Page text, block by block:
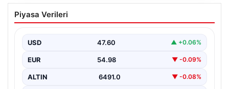
Menderes Belediyesi Hakkında
Soruşturmada Firari Başkan Yardımcısı
İzmir’de Menderes Belediyesi’ne yönelik
olarak aranan Belediye Başkan Yardımcısı…
Piyasa Verileri
USD 47.60 ▲ +0.06%
EUR 54.98 ▼ -0.09%
ALTIN 6491.0 ▼ -0.08%